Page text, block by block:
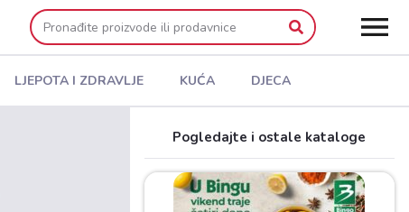
LJEPOTA I ZDRAVLJE KUĆA DJECA
Pogledajte i ostale kataloge